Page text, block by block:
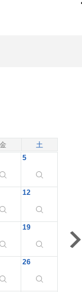
金 土
5
12
19
26